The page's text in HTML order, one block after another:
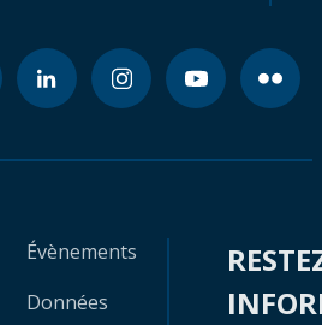
Évènements
Données